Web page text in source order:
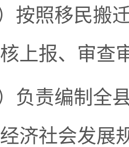
）按照移民搬
上报、审查
）负责编制全
济社会发展